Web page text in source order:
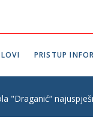
PRISTUP
"Draganić“